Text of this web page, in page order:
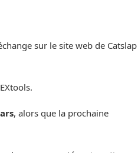
sur lesite web de Catslap
, alors que la prochaine